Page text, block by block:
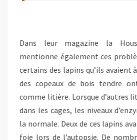
Dans leur magazine la
mentionne également ces
certains des lapins qu’ils avaient
des copeaux de bois tendre
comme litière. Lorsque d’autres
dans les cages, les niveaux
la normale. Deux de ces lapins
foie lors de l’autopsie. De